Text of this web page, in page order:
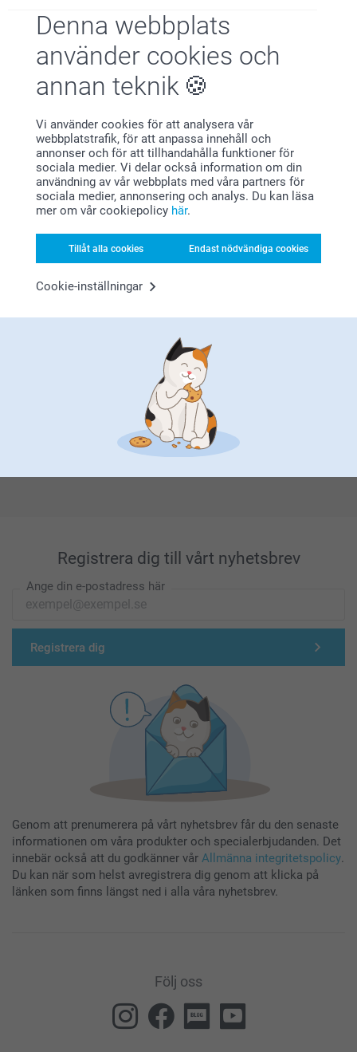
Denna webbplats
använder cookies och
annan teknik
Vi använder cookies för att analysera vår
webbplatstrafik, för att anpassa innehåll och
annonser och för att tillhandahålla funktioner för
sociala medier. Vi delar också information om din
användning av vår webbplats med våra partners för
sociala medier, annonsering och analys. Du kan läsa
mer om vår cookiepolicy här.
Tillåt alla cookies Endast nödvändiga cookies
Cookie-inställningar
Nöjd kundgaranti
Bonus på alla dina köp
Registrera dig till vårt nyhetsbrev
Ange din e-postadress här
Registrera dig
Genom att prenumerera på vårt nyhetsbrev får du den senaste
informationen om våra produkter och specialerbjudanden. Det
innebär också att du godkänner vår Allmänna integritetspolicy.
Du kan när som helst avregistrera dig genom att klicka på
länken som finns längst ned i alla våra nyhetsbrev.
Följ oss